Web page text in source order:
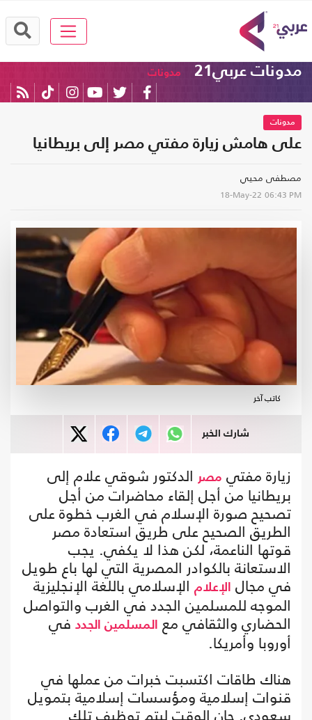
مدونات عربي21 مدونات
مدونات
على هامش زيارة مفتي مصر إلى بريطانيا‎‎
مصطفى محيي
18-May-22 06:43 PM
كاتب آخر
شارك الخبر
زيارة مفتي مصر الدكتور شوقي علام إلى
بريطانيا من أجل إلقاء محاضرات من أجل
تصحيح صورة الإسلام في الغرب خطوة على
الطريق الصحيح على طريق استعادة مصر
قوتها الناعمة، لكن هذا لا يكفي. يجب
الاستعانة بالكوادر المصرية التي لها باع طويل
في مجال الإعلام الإسلامي باللغة الإنجليزية
الموجه للمسلمين الجدد في الغرب والتواصل
الحضاري والثقافي مع المسلمين الجدد في
أوروبا وأمريكا.
هناك طاقات اكتسبت خبرات من عملها في
قنوات إسلامية ومؤسسات إسلامية بتمويل
سعودي. حان الوقت ليتم توظيف تلك